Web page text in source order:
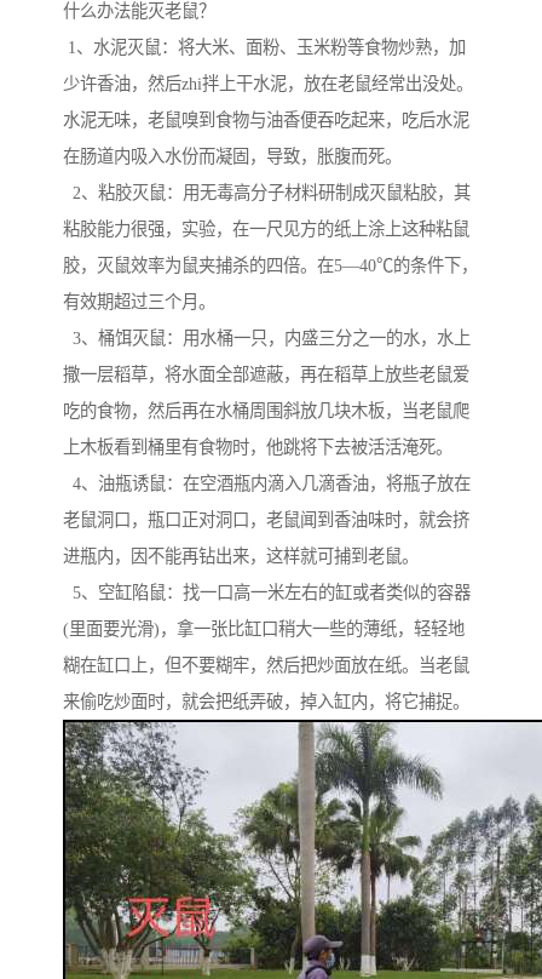
什么办法能灭老鼠？
1、水泥灭鼠：将大米、面粉、玉米粉等食物炒熟，加
少许香油，然后zhi拌上干水泥，放在老鼠经常出没处。
水泥无味，老鼠嗅到食物与油香便吞吃起来，吃后水泥
在肠道内吸入水份而凝固，导致，胀腹而死。
2、粘胶灭鼠：用无毒高分子材料研制成灭鼠粘胶，其
粘胶能力很强，实验，在一尺见方的纸上涂上这种粘鼠
胶，灭鼠效率为鼠夹捕杀的四倍。在5—40℃的条件下，
有效期超过三个月。
3、桶饵灭鼠：用水桶一只，内盛三分之一的水，水上
撒一层稻草，将水面全部遮蔽，再在稻草上放些老鼠爱
吃的食物，然后再在水桶周围斜放几块木板，当老鼠爬
上木板看到桶里有食物时，他跳将下去被活活淹死。
4、油瓶诱鼠：在空酒瓶内滴入几滴香油，将瓶子放在
老鼠洞口，瓶口正对洞口，老鼠闻到香油味时，就会挤
进瓶内，因不能再钻出来，这样就可捕到老鼠。
5、空缸陷鼠：找一口高一米左右的缸或者类似的容器
(里面要光滑)，拿一张比缸口稍大一些的薄纸，轻轻地
糊在缸口上，但不要糊牢，然后把炒面放在纸。当老鼠
来偷吃炒面时，就会把纸弄破，掉入缸内，将它捕捉。